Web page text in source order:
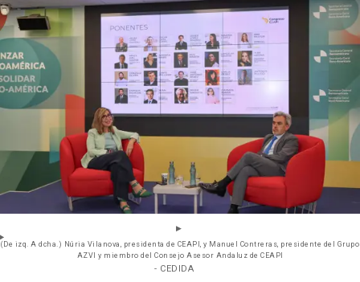
(De izq. A dcha.) Núria Vilanova, presidenta de CEAPI, y Manuel Contreras, presidente del Grupo
AZVI y miembro del Consejo Asesor Andaluz de CEAPI
- CEDIDA